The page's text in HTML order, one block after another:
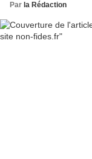
Par la Rédaction